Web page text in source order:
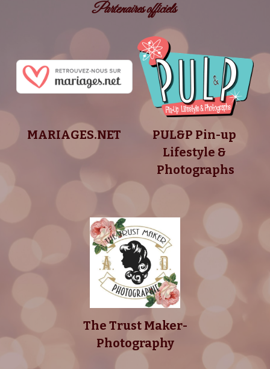
Partenaires officiels
MARIAGES.NET
PUL&P Pin-up
Lifestyle &
Photographs
The Trust Maker-
Photography